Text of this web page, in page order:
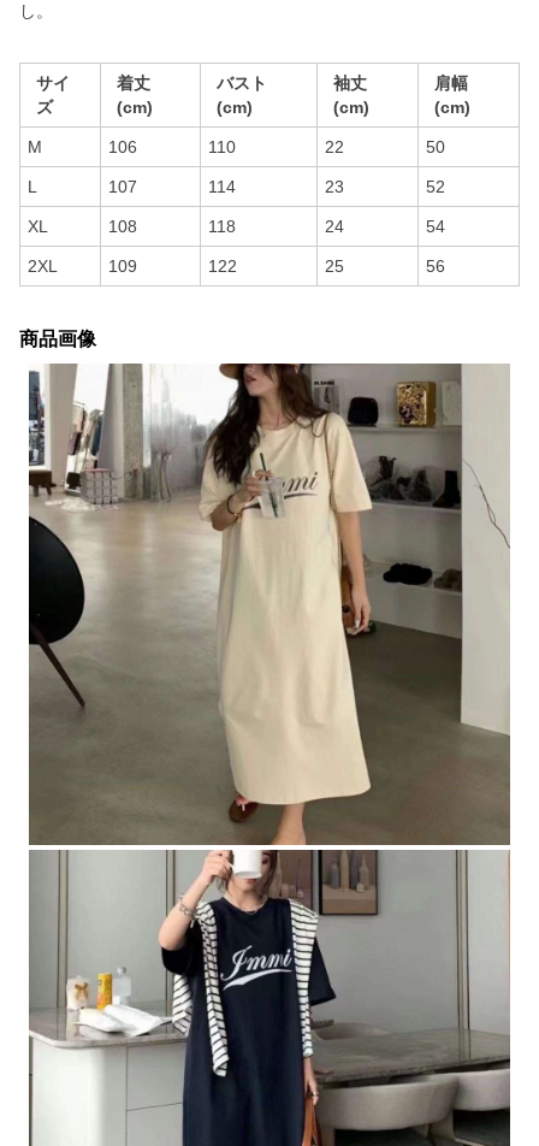
し。
サイ
ズ
着丈
(cm)
バスト
(cm)
袖丈
(cm)
肩幅
(cm)
M 106 110 22 50
L 107 114 23 52
XL 108 118 24 54
2XL 109 122 25 56
商品画像